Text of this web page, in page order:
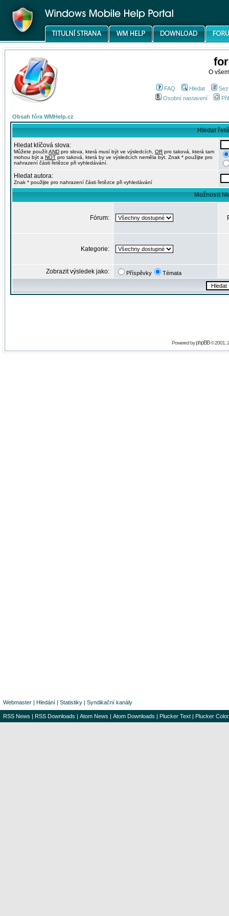
O
FAQ Hledat
Osobní nastavení
Obsah fóra WMHelp.cz
Hledat
Hledat klíčová slova:
Můžete použítAND pro slova, která musí být ve výsledcích, OR pro taková, která tam
mohou být a NOT pro taková, která by ve výsledcích neměla být. Znak * použijte pro
nahrazení části řetězce při vyhledávání.
Hledat autora:
Znak * použijte pro nahrazení části řetězce při vyhledávání
Možnosti
Fórum:
Kategorie:
Zobrazit výsledek jako: Příspěvky Témata
Powered byphpBB© 2001,
Webmaster | Hledání | Statistiky | Syndikační kanály
RSS News | RSS Downloads | Atom News | Atom Downloads | Plucker Text | Plucker Color